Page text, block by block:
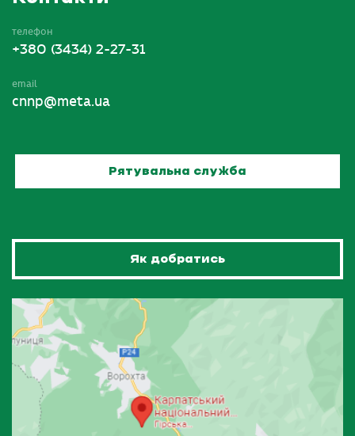
телефон
+380 (3434) 2-27-31
email
cnnp@meta.ua
Рятувальна служба
Як добратись